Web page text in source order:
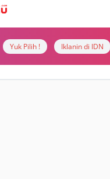
Yuk Pilih ! Iklanin di IDN